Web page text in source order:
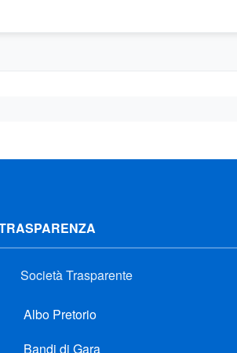
Società Trasparente
Albo Pretorio
Bandi di Gara